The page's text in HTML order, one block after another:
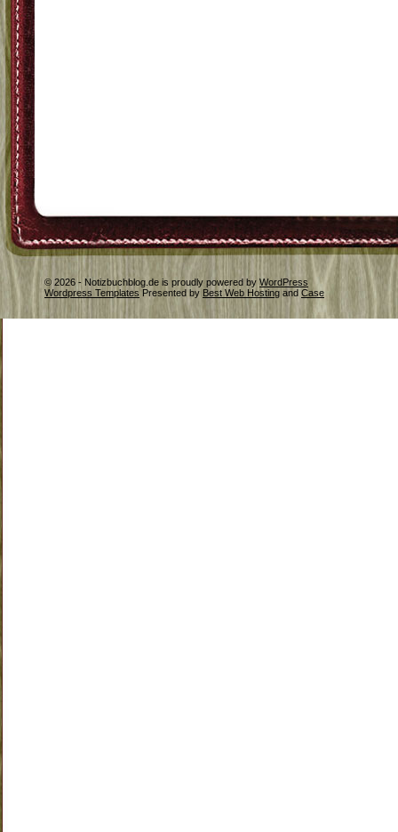
© 2026 - Notizbuchblog.de is proudly powered by WordPress
Wordpress Templates Presented by Best Web Hosting and Case